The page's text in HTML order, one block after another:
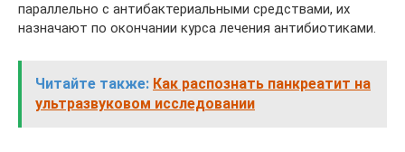
параллельно с антибактериальными средствами, их
назначают по окончании курса лечения антибиотиками.
Читайте также: Как распознать панкреатит на
ультразвуковом исследовании